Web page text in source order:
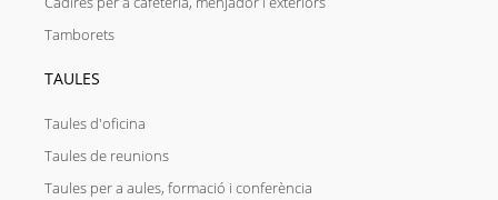
Tamborets
TAULES
Taules d'oficina
Taules de reunions
Taules per a aules, formació i conferència